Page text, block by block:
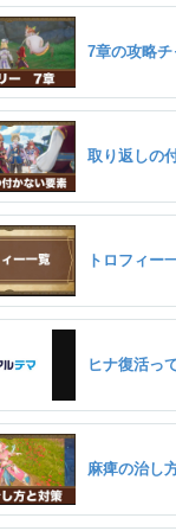
7章の攻略チ
取り返しの
トロフィー
ヒナ復活っ
麻痺の治し